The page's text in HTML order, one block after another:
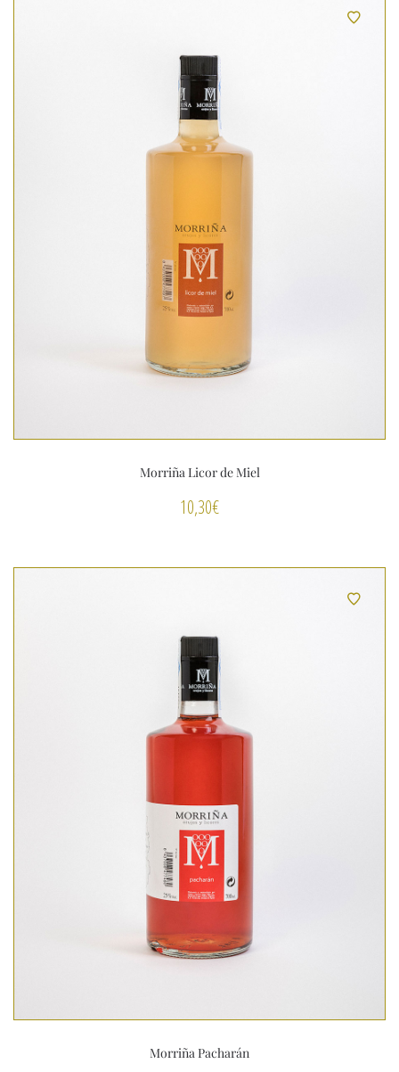
Morriña Licor de Miel
10,30€
Morriña Pacharán